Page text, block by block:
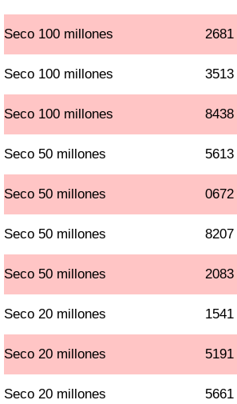
Seco 100 millones 2681
Seco 100 millones 3513
Seco 100 millones 8438
Seco 50 millones 5613
Seco 50 millones 0672
Seco 50 millones 8207
Seco 50 millones 2083
Seco 20 millones 1541
Seco 20 millones 5191
Seco 20 millones 5661